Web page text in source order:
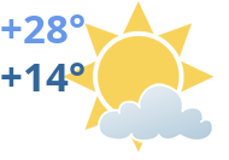
+28°
+14°